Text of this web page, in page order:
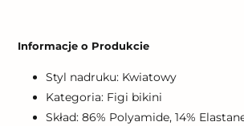
do
Informacje o Produkcie
Styl nadruku: Kwiatowy
Kategoria: Figi bikini
Skład: 86% Polyamide, 14%